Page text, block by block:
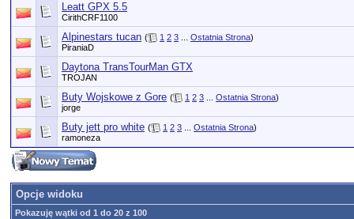
Leatt GPX 5.5
CirithCRF1100
Alpinestars tucan ( 1 2 3 Ostatnia Strona)
PiraniaD
Daytona TransTourMan GTX
TROJAN
Buty Wojskowe z Gore ( 1 2 3 Ostatnia Strona)
jorge
Buty jett pro white ( 1 2 3 Ostatnia Strona)
ramoneza
Opcje widoku
Pokazuję wątki od 1 do 20 z 100